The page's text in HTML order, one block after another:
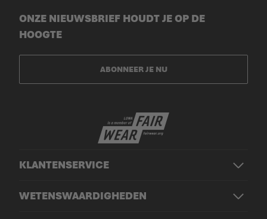
KLANTENSERVICE
WETENSWAARDIGHEDEN
ONZE NIEUWSBRIEF HOUDT JE OP DE
HOOGTE
ABONNEER JE NU